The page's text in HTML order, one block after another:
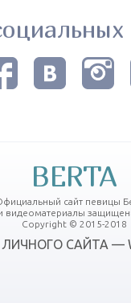
BERTA
сайт певицы
видеоматериалы
Copyright © 2015-2018
САЙТА —